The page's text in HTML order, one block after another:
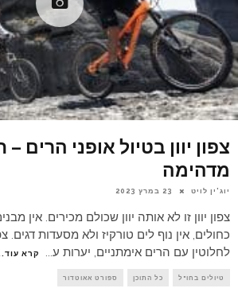
צפון יוון בטיול אופני הרים
מדהימה
יוג'ין לויט 23 במרץ 2023
צפון יוון זו לא אותה יוון שכולם מכירים. אין
כחולים, אין נוף לים טורקיז ולא מסעדות דגים.
לחלוטין עם הרים אימתניים, יערות ע... קרא עוד...
טיולים בחו"ל כל התוכן ספורט אאוטדור